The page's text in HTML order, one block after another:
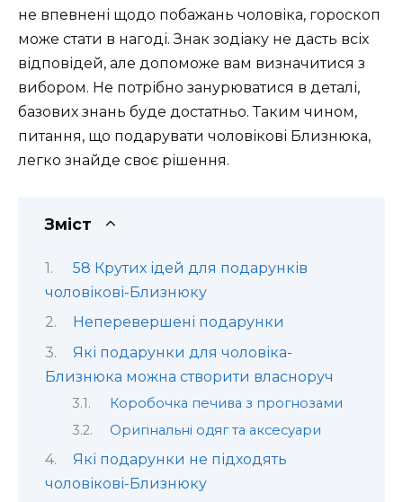
не впевнені щодо побажань чоловіка, гороскоп
може стати в нагоді. Знак зодіаку не дасть всіх
відповідей, але допоможе вам визначитися з
вибором. Не потрібно занурюватися в деталі,
базових знань буде достатньо. Таким чином,
питання, що подарувати чоловікові Близнюка,
легко знайде своє рішення.
Зміст
58 Крутих ідей для подарунків
чоловікові-Близнюку
Неперевершені подарунки
Які подарунки для чоловіка-
Близнюка можна створити власноруч
Коробочка печива з прогнозами
Оригінальні одяг та аксесуари
Які подарунки не підходять
чоловікові-Близнюку